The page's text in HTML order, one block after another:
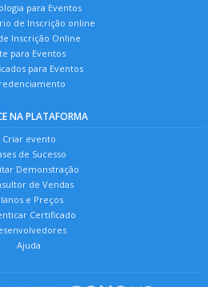
para Eventos
de Inscrição online
Inscrição Online
para Eventos
para Eventos
NA PLATAFORMA
Criar evento
de Sucesso
Demonstração
de Vendas
e Preços
Certificado
Ajuda